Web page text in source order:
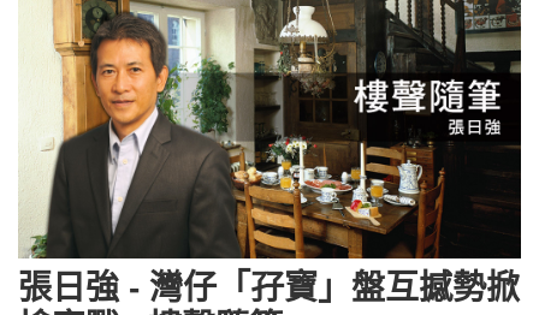
張日強 - 灣仔「孖寶」盤互撼勢掀